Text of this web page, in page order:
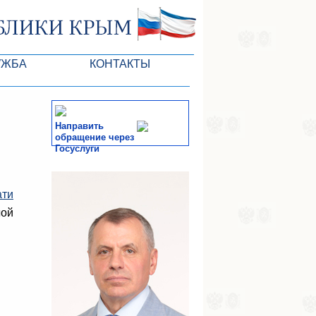
КОНТАКТЫ
Направить
обращение через
Госуслуги